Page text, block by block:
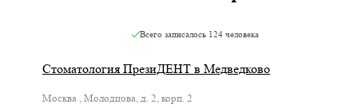
Всего записалось124 человека
Стоматология ПрезиДЕНТ в Медведково
Москва , Молодцова, д. 2, корп. 2